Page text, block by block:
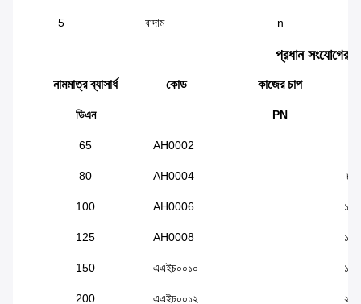
5 বাদাম n
প্রধান সংযোগের
নামমাত্র ব্যাসার্ধ কোড কাজের চাপ
ডিএন PN
65 AH0002
80 AH0004
100 AH0006
125 AH0008
150 এএইচ০০১০
200 এএইচ০০১২